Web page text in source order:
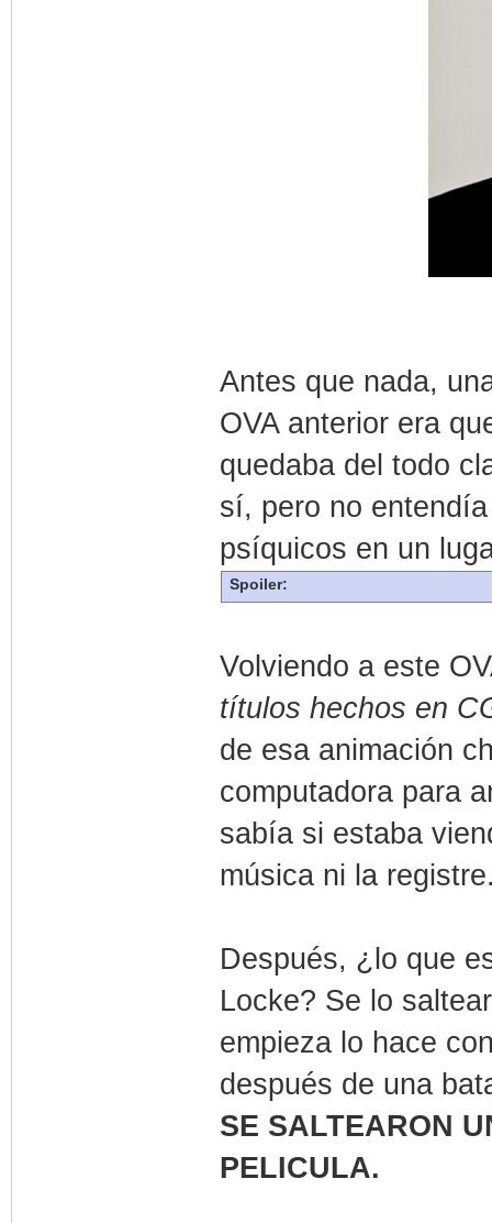
Antes que nada,
OVA anterior era
quedaba del todo
sí, pero no
psíquicos en un
Spoiler:
Volviendo a este
títulos hechos en
de esa animación
computadora para
sabía si estaba
música ni la
Después, ¿lo que
Locke? Se lo
empieza lo hace
después de una
SE SALTEARON
PELICULA.